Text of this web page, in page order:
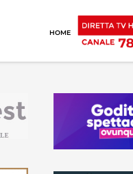
HOME